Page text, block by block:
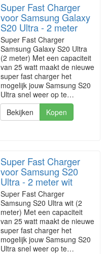
Super Fast Charger
voor Samsung Galaxy
S20 Ultra - 2 meter
Super Fast Charger
Samsung Galaxy S20 Ultra
(2 meter) Met een capaciteit
van 25 watt maakt de nieuwe
super fast charger het
mogelijk jouw Samsung S20
Ultra snel weer op te…
Bekijken Kopen
Super Fast Charger
voor Samsung S20
Ultra - 2 meter wit
Super Fast Charger
Samsung S20 Ultra wit (2
meter) Met een capaciteit
van 25 watt maakt de nieuwe
super fast charger het
mogelijk jouw Samsung S20
Ultra snel weer op te…